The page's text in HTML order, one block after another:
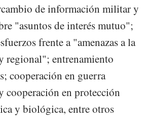
de información militar y
"asuntos de interés mutuo";
frente a "amenazas a la
regional"; entrenamiento
cooperación en guerra
cooperación en protección
y biológica, entre otros